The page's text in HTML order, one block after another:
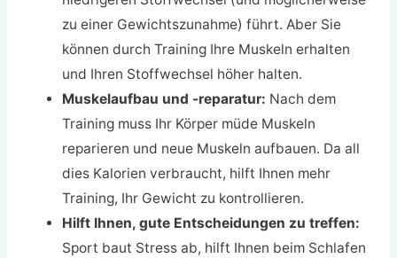
zu einer Gewichtszunahme) führt. Aber Sie
können durch Training Ihre Muskeln erhalten
und Ihren Stoffwechsel höher halten.
Muskelaufbau und -reparatur: Nach dem
Training muss Ihr Körper müde Muskeln
reparieren und neue Muskeln aufbauen. Da all
dies Kalorien verbraucht, hilft Ihnen mehr
Training, Ihr Gewicht zu kontrollieren.
Hilft Ihnen, gute Entscheidungen zu treffen:
Sport baut Stress ab, hilft Ihnen beim Schlafen